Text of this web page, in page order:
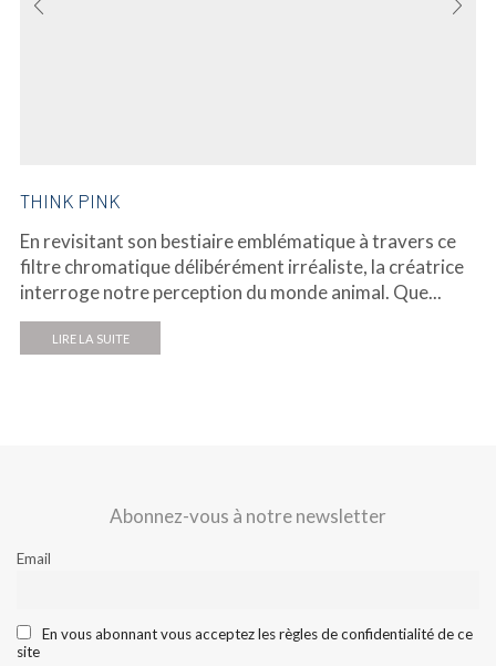
THINK PINK
En revisitant son bestiaire emblématique à travers ce
filtre chromatique délibérément irréaliste, la créatrice
interroge notre perception du monde animal. Que...
LIRE LA SUITE
Abonnez-vous à notre newsletter
Email
En vous abonnant vous acceptez les règles de confidentialité de ce
site